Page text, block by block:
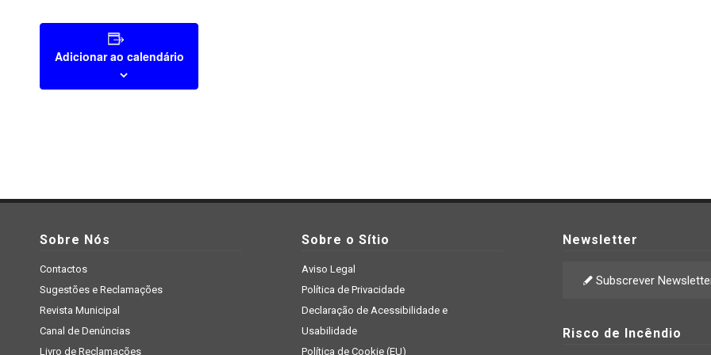
Adicionar ao calendário
Sobre Nós
Contactos
Sugestões e Reclamações
Revista Municipal
Canal de Denúncias
Livro de Reclamações
Sobre o Sítio
Aviso Legal
Política de Privacidade
Declaração de Acessibilidade e
Usabilidade
Política de Cookie (EU)
Newsletter
Subscrever
Risco de Incêndio